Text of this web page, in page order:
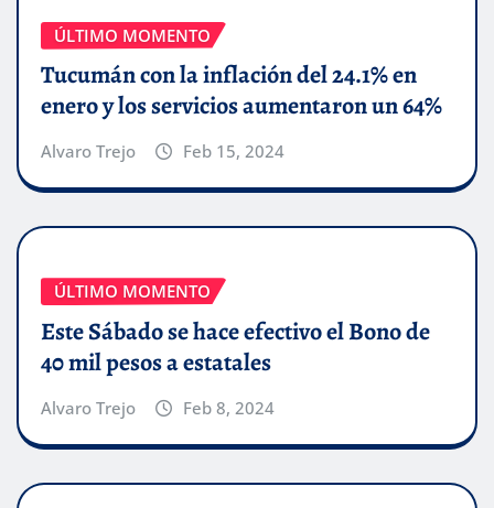
ÚLTIMO MOMENTO
Tucumán con la inflación del 24.1% en
enero y los servicios aumentaron un 64%
Alvaro Trejo Feb 15, 2024
ÚLTIMO MOMENTO
Este Sábado se hace efectivo el Bono de
40 mil pesos a estatales
Alvaro Trejo Feb 8, 2024